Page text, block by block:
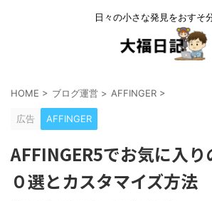
日々の小さな発見をおすそ
HOME > ブログ運営 > AFFINGER >
広告 AFFINGER
AFFINGER5でお気に入り
０選とカスタマイズ方法